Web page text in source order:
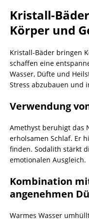
Kristall-
Körper und
Kristall-Bäder bringen
schaffen eine
Wasser, Düfte und
Stress abzubauen und
Verwendung
Amethyst beruhigt das
erholsamen Schlaf. Er
finden. Sodalith stärkt
emotionalen Ausgleich.
Kombination
angenehmen
Warmes Wasser